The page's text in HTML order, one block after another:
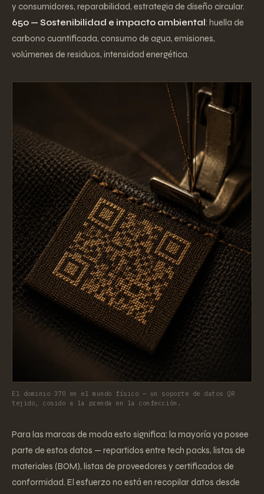
y consumidores, reparabilidad, estrategia de diseño circular.
650 — Sostenibilidad e impacto ambiental: huella de
carbono cuantificada, consumo de agua, emisiones,
volúmenes de residuos, intensidad energética.
El dominio 370 en el mundo físico — un soporte de datos QR
tejido, cosido a la prenda en la confección.
Para las marcas de moda esto significa: la mayoría ya posee
parte de estos datos — repartidos entre tech packs, listas de
materiales (BOM), listas de proveedores y certificados de
conformidad. El esfuerzo no está en recopilar datos desde